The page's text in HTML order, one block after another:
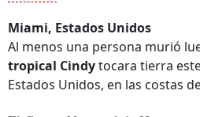
Miami, Estados Unidos
Al menos una persona murió
tropical Cindytocara tierra
Estados Unidos, en las costas